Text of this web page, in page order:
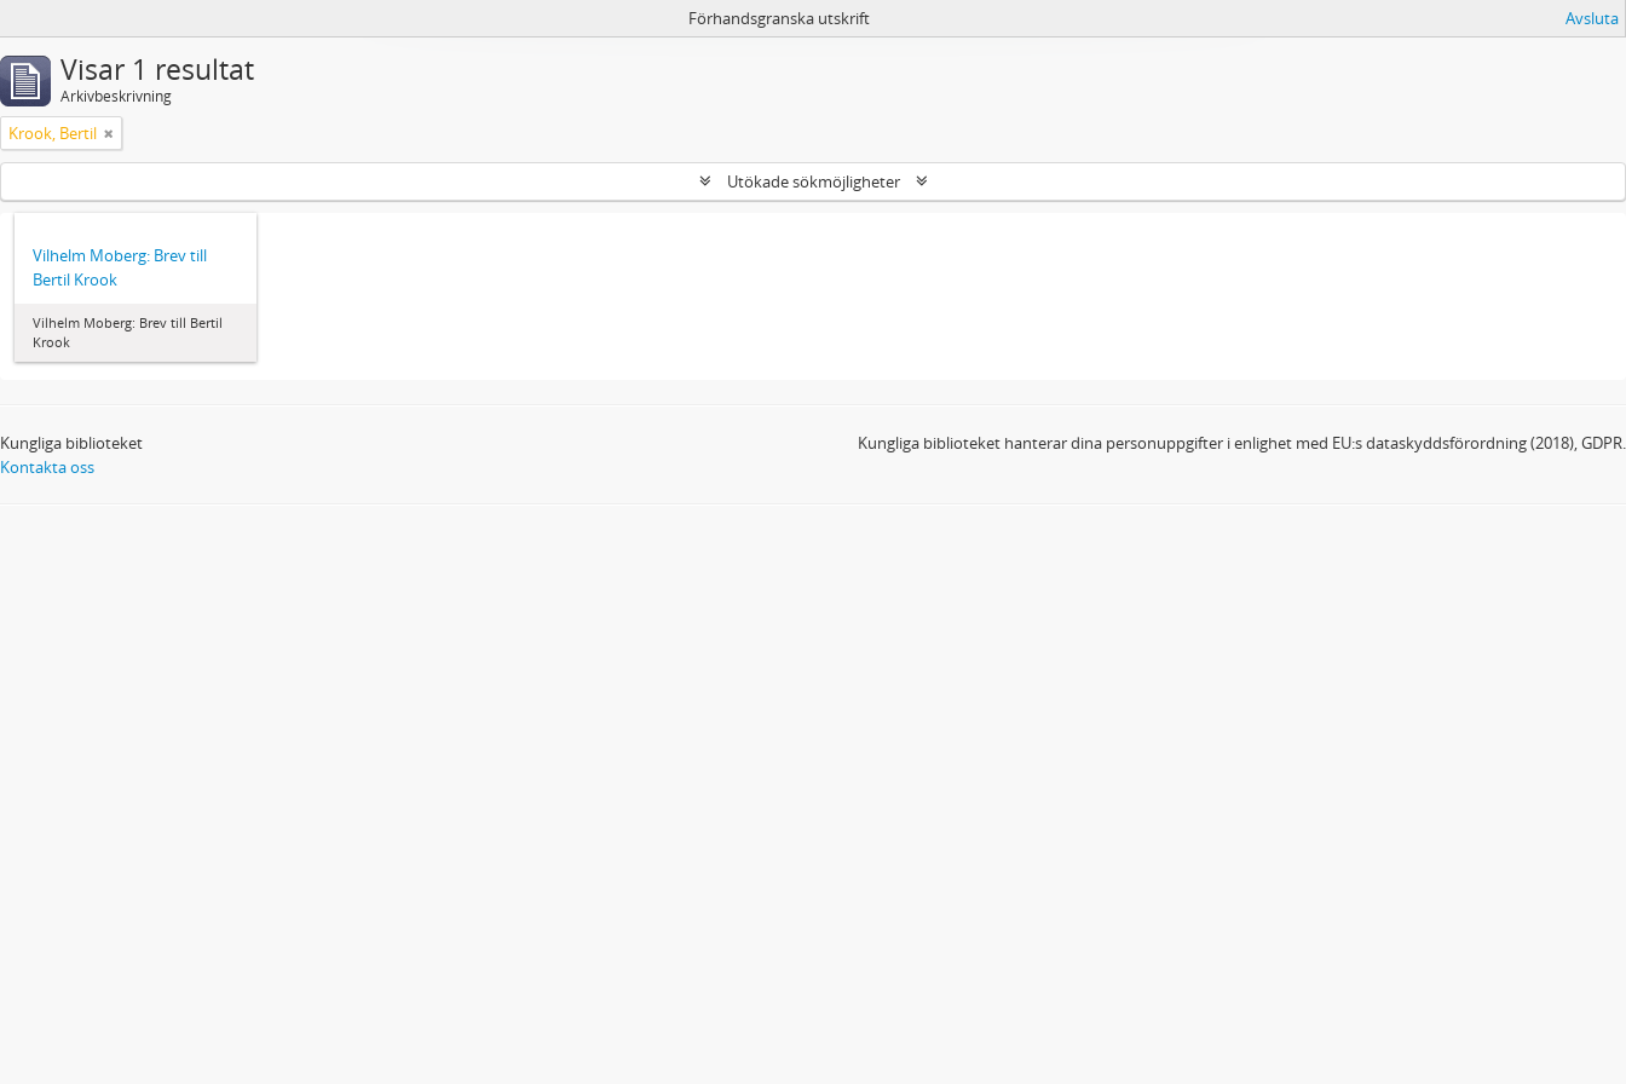
Förhandsgranska utskrift Avsluta
Visar 1 resultat
Arkivbeskrivning
Krook, Bertil
Utökade sökmöjligheter
Vilhelm Moberg: Brev till
Bertil Krook
Vilhelm Moberg: Brev till Bertil
Krook
Kungliga biblioteket
Kontakta oss
Kungliga biblioteket hanterar dina personuppgifter i enlighet med EU:s dataskyddsförordning (2018), GDPR.